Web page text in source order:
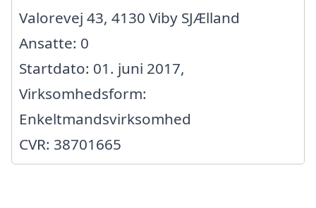
Valorevej 43, 4130 Viby SJÆlland
Ansatte: 0
Startdato: 01. juni 2017,
Virksomhedsform:
Enkeltmandsvirksomhed
CVR: 38701665